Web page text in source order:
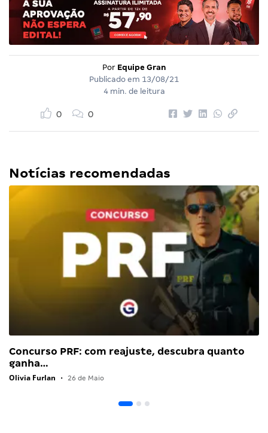
Por Equipe Gran
Publicado em 13/08/21
4 min. de leitura
0 0
Notícias recomendadas
Concurso PRF: com reajuste, descubra quanto
ganha…
Olivia Furlan • 26 de Maio